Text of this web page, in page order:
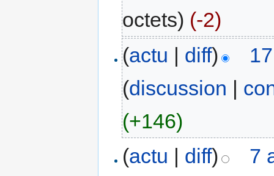
octets) (-2)
(actu | diff)
(discussion |
(+146)
(actu | diff)
7